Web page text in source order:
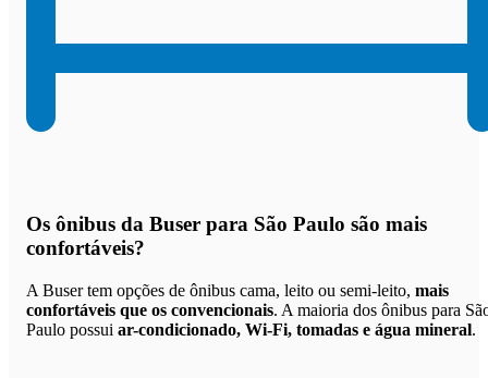
Os ônibus da Buser para São Paulo são mais
confortáveis?
A Buser tem opções de ônibus cama, leito ou semi-leito, mais
confortáveis que os convencionais. A maioria dos ônibus para
Paulo possui ar-condicionado, Wi-Fi, tomadas e água mineral.